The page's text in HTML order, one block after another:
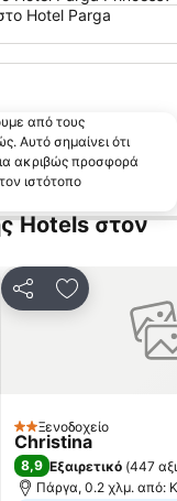
Σήραγγα Ακτίου - Πρέβεζας
Κάβου
Οικισμός Γηρομερίου
Hotel Parga
από τους
Αυτό σημαίνει ότι
ακριβώς προσφορά
ιστότοπο
Hotels στον
ΚοινοποίησηΠροσθήκη
2 Αστέρια
Ξενοδοχείο
Christina
8,9 Εξαιρετικό (447
Πάργα, 0.2 χλμ. από: